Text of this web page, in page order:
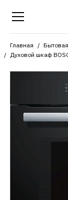
Главная
Духовой шкаф